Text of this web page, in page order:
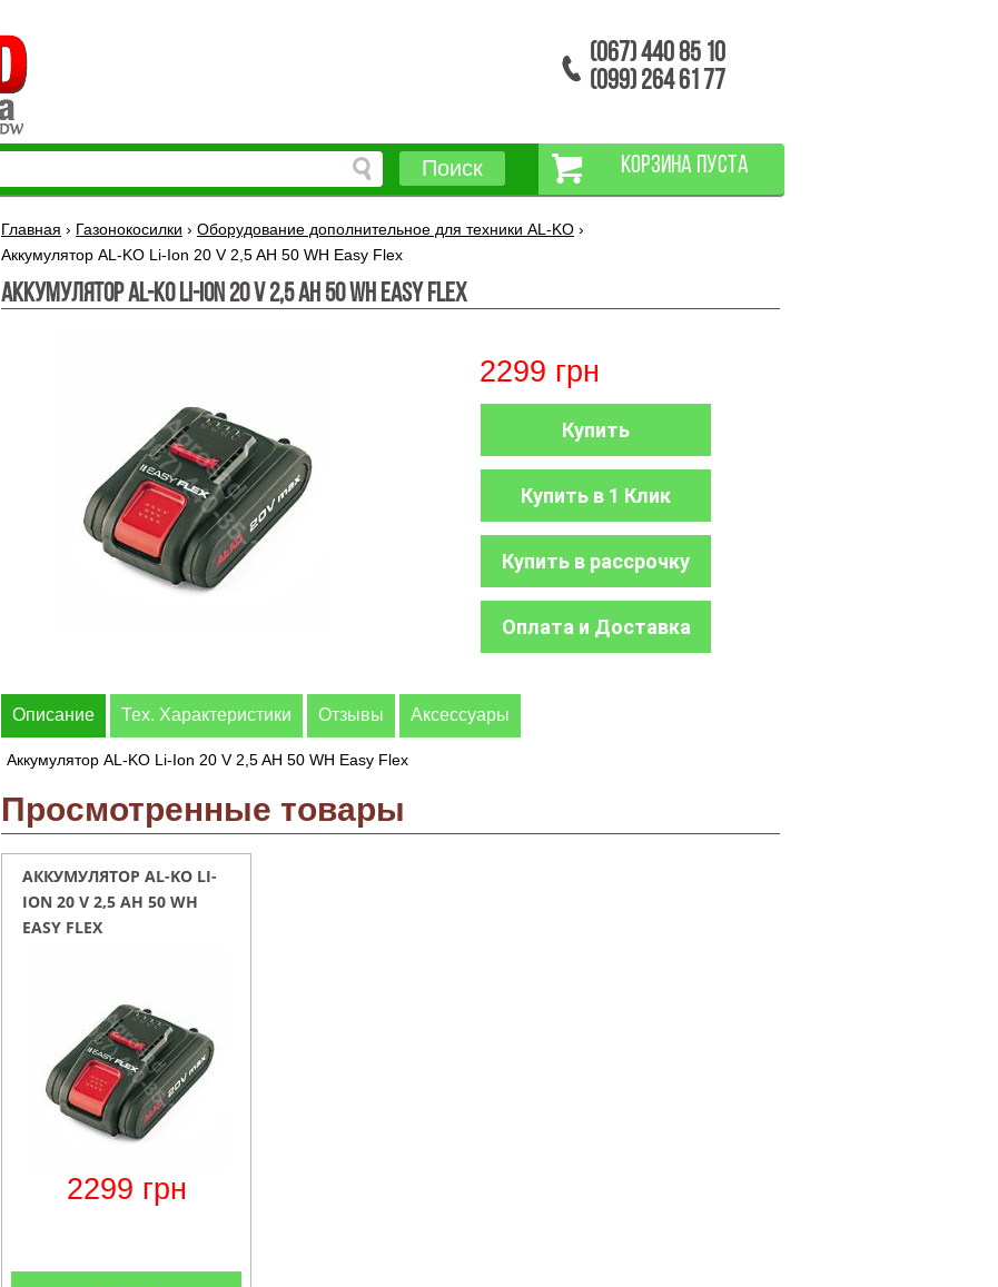
(067) 440 85 10
(099) 264 61 77
Поиск КОРЗИНА ПУСТА
Главная › Газонокосилки › Оборудование дополнительное для техники AL-KO ›
Аккумулятор AL-KO Li-Ion 20 V 2,5 AH 50 WH Easy Flex
Аккумулятор AL-KO Li-Ion 20 V 2,5 AH 50 WH Easy Flex
2299 грн
Купить
Купить в 1 Клик
Купить в рассрочку
Оплата и Доставка
Описание Тех. Характеристики Отзывы Аксессуары
Аккумулятор AL-KO Li-Ion 20 V 2,5 AH 50 WH Easy Flex
Просмотренные товары
АККУМУЛЯТОР AL-KO LI-
ION 20 V 2,5 AH 50 WH
EASY FLEX
2299 грн